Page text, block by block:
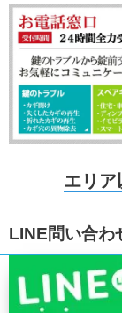
エリア
LINE問い合わ